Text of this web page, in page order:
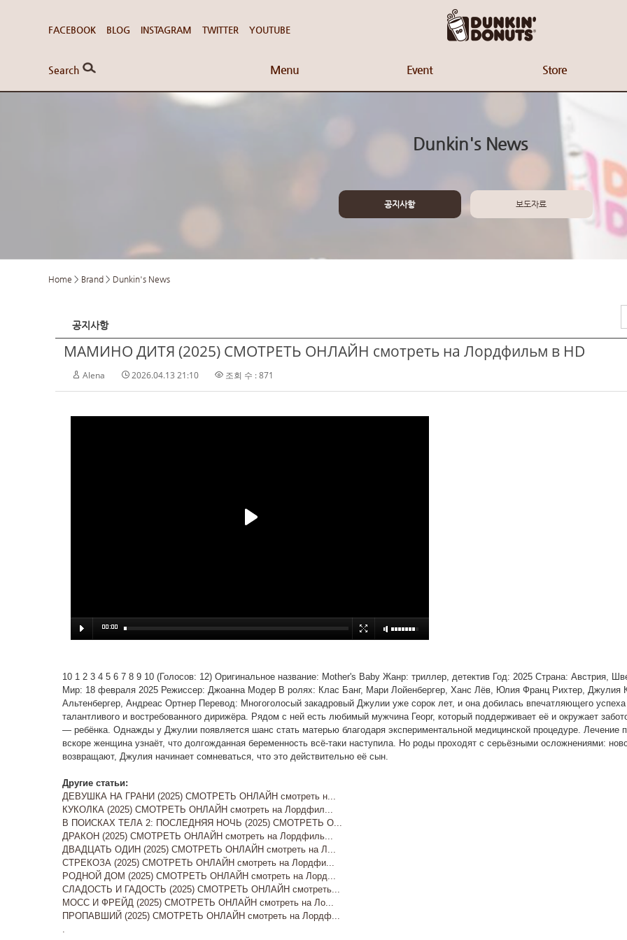
FACEBOOK BLOG INSTAGRAM TWITTER YOUTUBE
Search Menu Event Store
Dunkin's News
Home > Brand > Dunkin's News
공지사항 보도자료
공지사항
МАМИНО ДИТЯ (2025) СМОТРЕТЬ ОНЛАЙН смотреть на Лордфильм в HD
Alena 2026.04.13 21:10 조회 수 : 871
10 1 2 3 4 5 6 7 8 9 10 (Голосов: 12) Оригинальное название: Mother's Baby Жанр: триллер, детектив Год: 2025 Страна: Австрия,
Мир: 18 февраля 2025 Режиссер: Джоанна Модер В ролях: Клас Банг, Мари Лойенбергер, Ханс Лёв, Юлия Франц Рихтер, Джулия
Альтенбергер, Андреас Ортнер Перевод: Многоголосый закадровый Джулии уже сорок лет, и она добилась впечатляющего
талантливого и востребованного дирижёра. Рядом с ней есть любимый мужчина Георг, который поддерживает её и окружает
— ребёнка. Однажды у Джулии появляется шанс стать матерью благодаря экспериментальной медицинской процедуре. Лечение
вскоре женщина узнаёт, что долгожданная беременность всё-таки наступила. Но роды проходят с серьёзными осложнениями:
возвращают, Джулия начинает сомневаться, что это действительно её сын.
Другие статьи:
ДЕВУШКА НА ГРАНИ (2025) СМОТРЕТЬ ОНЛАЙН смотреть н...
КУКОЛКА (2025) СМОТРЕТЬ ОНЛАЙН смотреть на Лордфил...
В ПОИСКАХ ТЕЛА 2: ПОСЛЕДНЯЯ НОЧЬ (2025) СМОТРЕТЬ О...
ДРАКОН (2025) СМОТРЕТЬ ОНЛАЙН смотреть на Лордфиль...
ДВАДЦАТЬ ОДИН (2025) СМОТРЕТЬ ОНЛАЙН смотреть на Л...
СТРЕКОЗА (2025) СМОТРЕТЬ ОНЛАЙН смотреть на Лордфи...
РОДНОЙ ДОМ (2025) СМОТРЕТЬ ОНЛАЙН смотреть на Лорд...
СЛАДОСТЬ И ГАДОСТЬ (2025) СМОТРЕТЬ ОНЛАЙН смотреть...
МОСС И ФРЕЙД (2025) СМОТРЕТЬ ОНЛАЙН смотреть на Ло...
ПРОПАВШИЙ (2025) СМОТРЕТЬ ОНЛАЙН смотреть на Лордф...
.